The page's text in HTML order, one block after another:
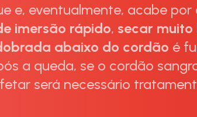
e, eventualmente, acabe
imersão rápido, secar muito
abaixo do cordão é
a queda, se o cordão
será necessário